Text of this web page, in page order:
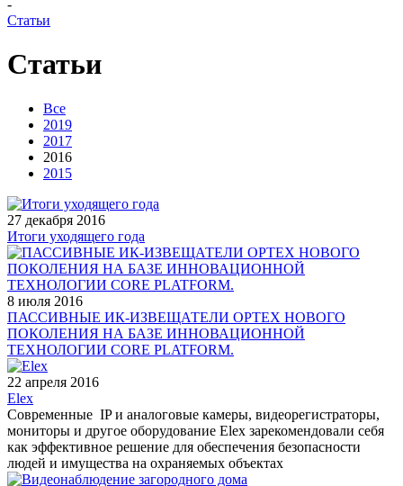
-
Статьи
Статьи
Все
2019
2017
2016
2015
27 декабря 2016
Итоги уходящего года
8 июля 2016
ПАССИВНЫЕ ИК-ИЗВЕЩАТЕЛИ OPTEX НОВОГО
ПОКОЛЕНИЯ НА БАЗЕ ИННОВАЦИОННОЙ
ТЕХНОЛОГИИ CORE PLATFORM.
22 апреля 2016
Elex
Современные IP и аналоговые камеры, видеорегистраторы,
мониторы и другое оборудование Elex зарекомендовали себя
как эффективное решение для обеспечения безопасности
людей и имущества на охраняемых объектах